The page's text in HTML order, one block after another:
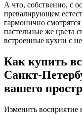
А что, собственно, с
превалирующем
гармонично
пастельные же цвета
встроенные кухни с
Как купить
Санкт-
вашего
Изменить восприятие